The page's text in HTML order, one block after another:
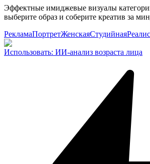
Эффектные имиджевые визуалы
выберите образ и соберите креатив за
РекламаПортретЖенскаяСтудийная
Использовать: ИИ-анализ возраста лица